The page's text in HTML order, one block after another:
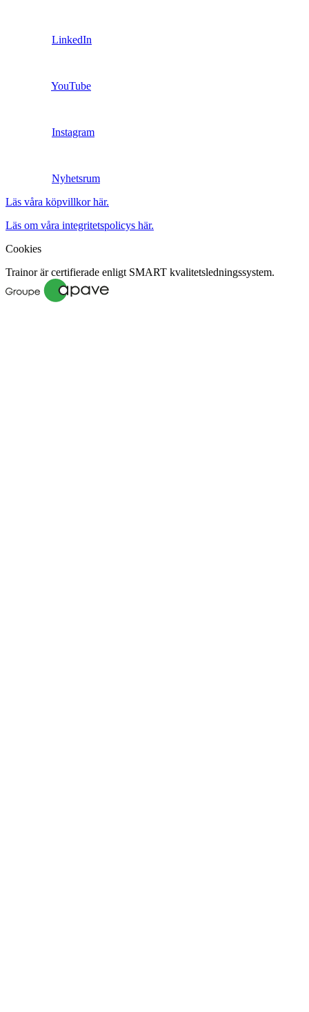
LinkedIn
YouTube
Instagram
Nyhetsrum
Läs våra köpvillkor här.
Läs om våra integritetspolicys här.
Cookies
Trainor är certifierade enligt SMART kvalitetsledningssystem.